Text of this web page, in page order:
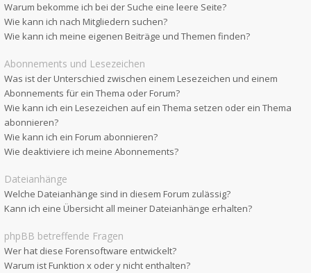
Warum bekomme ich bei der Suche eine leere Seite?
Wie kann ich nach Mitgliedern suchen?
Wie kann ich meine eigenen Beiträge und Themen finden?
Abonnements und Lesezeichen
Was ist der Unterschied zwischen einem Lesezeichen und einem
Abonnements für ein Thema oder Forum?
Wie kann ich ein Lesezeichen auf ein Thema setzen oder ein Thema
abonnieren?
Wie kann ich ein Forum abonnieren?
Wie deaktiviere ich meine Abonnements?
Dateianhänge
Welche Dateianhänge sind in diesem Forum zulässig?
Kann ich eine Übersicht all meiner Dateianhänge erhalten?
phpBB betreffende Fragen
Wer hat diese Forensoftware entwickelt?
Warum ist Funktion x oder y nicht enthalten?